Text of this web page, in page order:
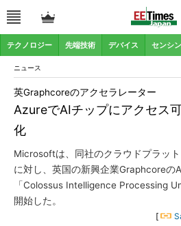
テクノロジー 先端技術 デバイス センシ
ニュース
AzureでAIチップにアクセス
化
英Graphcoreのアクセラレーター
Microsoftは、同社のクラウドプラッ
に対し、英国の新興企業Graphcoreの
「Colossus Intelligence Processing
開始した。
[